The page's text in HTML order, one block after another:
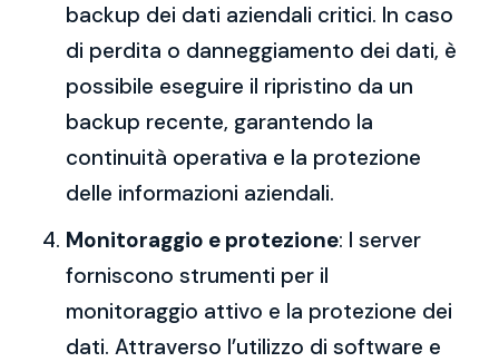
backup dei dati aziendali critici. In caso
di perdita o danneggiamento dei dati, è
possibile eseguire il ripristino da un
backup recente, garantendo la
continuità operativa e la protezione
delle informazioni aziendali.
Monitoraggio e protezione: I server
forniscono strumenti per il
monitoraggio attivo e la protezione dei
dati. Attraverso l’utilizzo di software e